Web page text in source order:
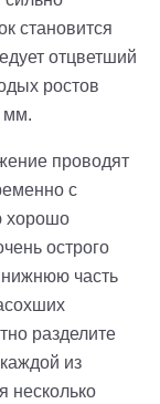
становится
отцветший
ростов
мм.
проводят
с
хорошо
острого
нижнюю часть
разделите
из
несколько